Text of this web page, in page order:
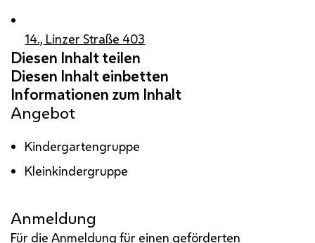
14., Linzer Straße 403
Angebot
Kindergartengruppe
Kleinkindergruppe
Anmeldung
Für die Anmeldung für einen geförderten